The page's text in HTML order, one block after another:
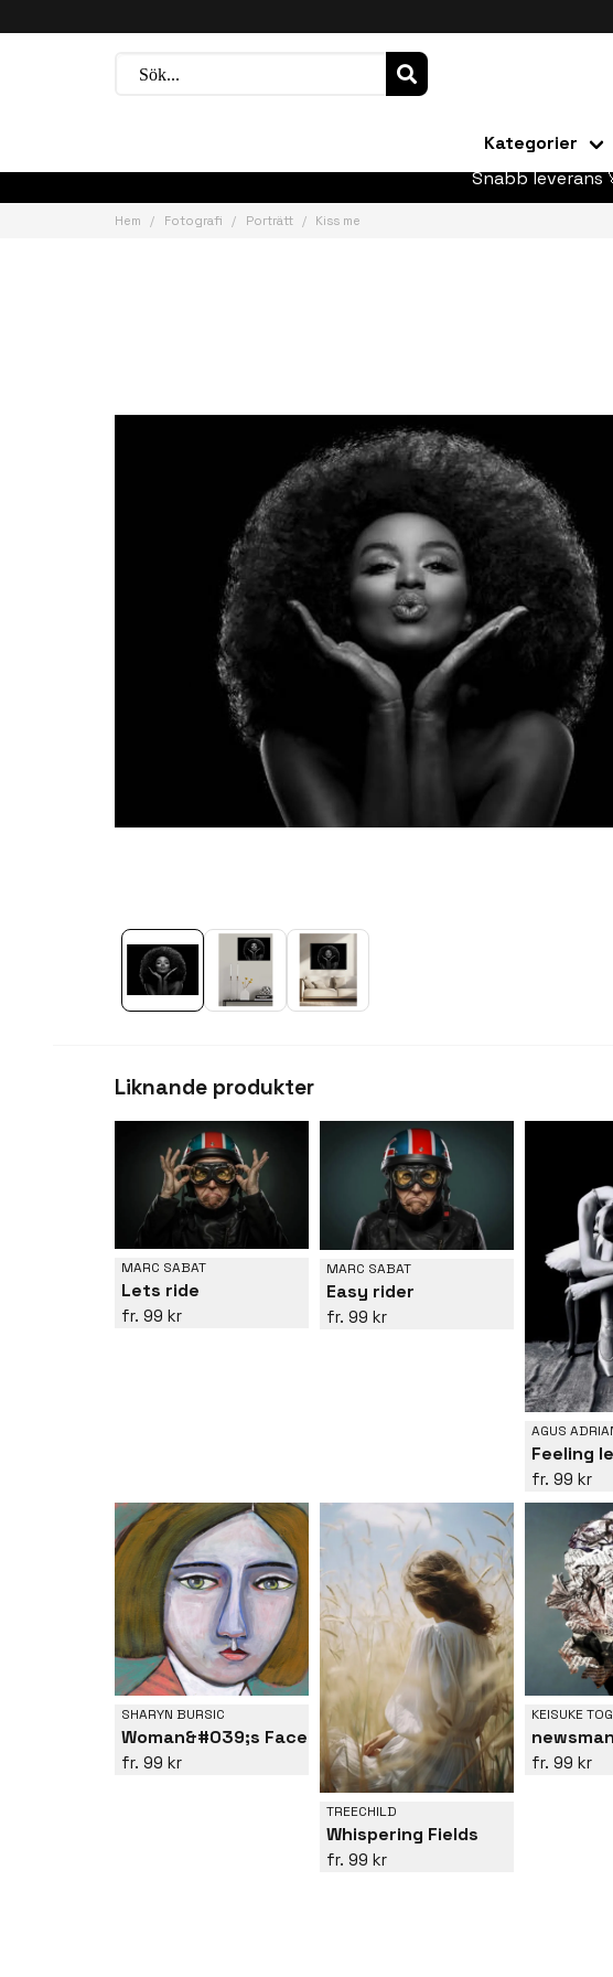
Kategorier
Snabb leverans
Hem Fotografi Porträtt Kiss me
Liknande produkter
MARC SABAT
Lets ride
99 kr
MARC SABAT
Easy rider
99 kr
AGUS
Feeling
99 kr
SHARYN BURSIC
Woman&#039;s Face
99 kr
TREECHILD
Whispering Fields
99 kr
KEISUKE
newsman
99 kr